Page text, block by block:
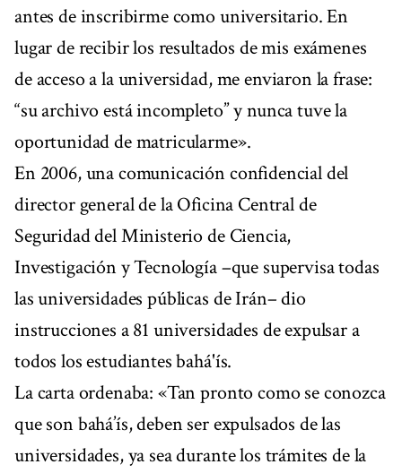
antes de inscribirme como universitario. En
lugar de recibir los resultados de mis exámenes
de acceso a la universidad, me enviaron la frase:
“su archivo está incompleto” y nunca tuve la
oportunidad de matricularme».
En 2006, una comunicación confidencial del
director general de la Oficina Central de
Seguridad del Ministerio de Ciencia,
Investigación y Tecnología –que supervisa todas
las universidades públicas de Irán– dio
instrucciones a 81 universidades de expulsar a
todos los estudiantes bahá'ís.
La carta ordenaba: «Tan pronto como se conozca
que son bahá’ís, deben ser expulsados de las
universidades, ya sea durante los trámites de la